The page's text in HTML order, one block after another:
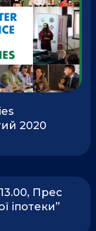
2020
Прес
іпотеки”